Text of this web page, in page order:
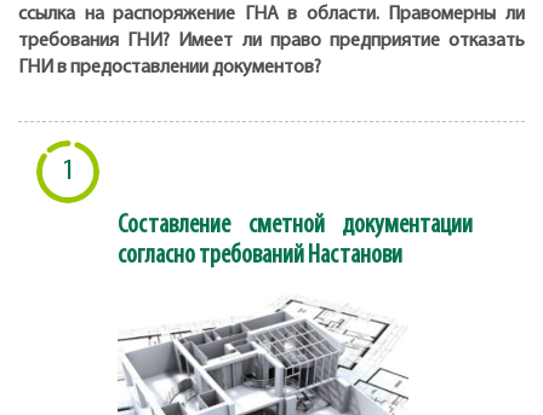
ссылка на распоряжение ГНА в области. Правомерны ли
требования ГНИ? Имеет ли право предприятие отказать
ГНИ в предоставлении документов?
1
Составление сметной документации
согласно требований Настанови